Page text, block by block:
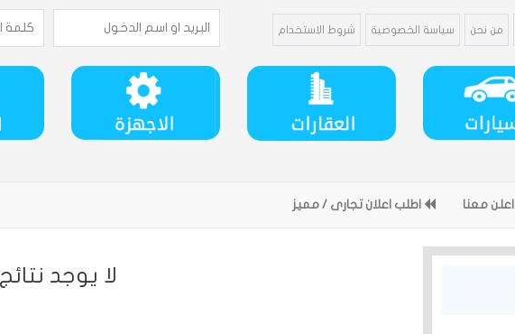
من نحن سياسة الخصوصية شروط الاستخدام
اعلن معنا اطلب اعلان تجارى / مميز
ﻻ يوجد نتائج